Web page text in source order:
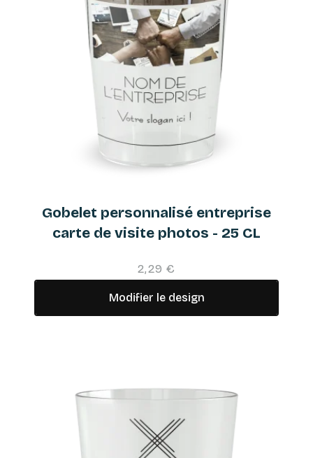
Gobelet personnalisé entreprise
carte de visite photos - 25 CL
2,29 €
Modifier le design